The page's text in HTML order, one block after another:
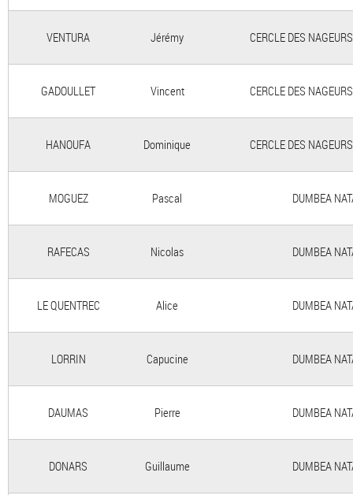
VENTURA Jérémy CERCLE DES
GADOULLET Vincent CERCLE DES
HANOUFA Dominique CERCLE DES
MOGUEZ Pascal DUMBEA
RAFECAS Nicolas DUMBEA
LE QUENTREC Alice DUMBEA
LORRIN Capucine DUMBEA
DAUMAS Pierre DUMBEA
DONARS Guillaume DUMBEA